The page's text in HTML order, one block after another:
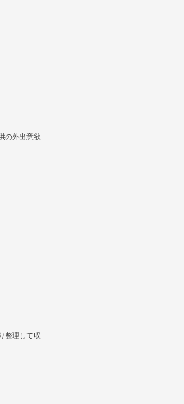
の外出意欲
整理して収